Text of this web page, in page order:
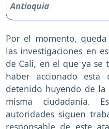
Por el momento,
las investigaciones en
de Cali, en el que ya se
haber accionado
detenido huyendo de
misma ciudadanía.
autoridades siguen
responsable de este